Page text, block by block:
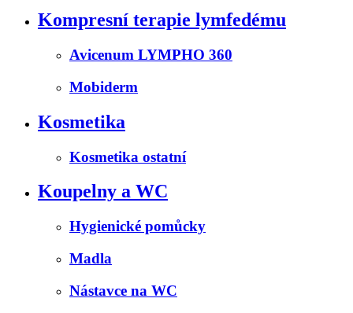
Kompresní terapie lymfedému
Avicenum LYMPHO 360
Mobiderm
Kosmetika
Kosmetika ostatní
Koupelny a WC
Hygienické pomůcky
Madla
Nástavce na WC